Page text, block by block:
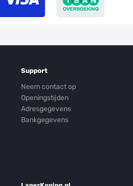
Support
Neem contact op
Openingstijden
Adresgegevens
Bankgegevens